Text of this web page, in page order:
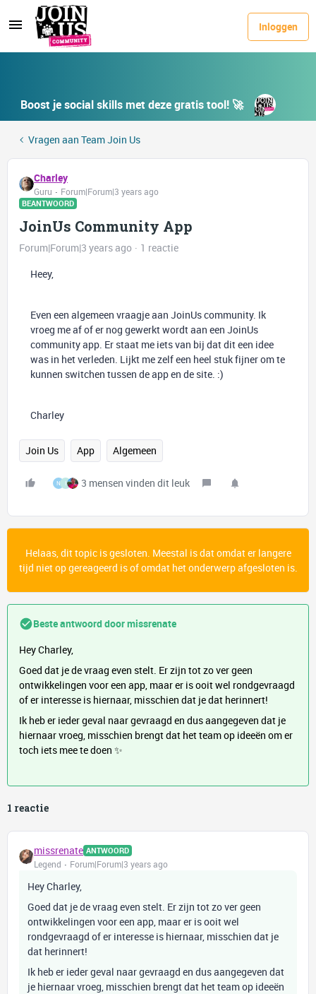
Inloggen
Boost je social skills met deze gratis tool! 🚀
Vragen aan Team Join Us
Charley
Guru Forum|Forum|3 years ago
BEANTWOORD
JoinUs Community App
Forum|Forum|3 years ago
1 reactie
Heey,
Even een algemeen vraagje aan JoinUs community. Ik
vroeg me af of er nog gewerkt wordt aan een JoinUs
community app. Er staat me iets van bij dat dit een idee
was in het verleden. Lijkt me zelf een heel stuk fijner om te
kunnen switchen tussen de app en de site. :)
Charley
Join Us App Algemeen
N I 3 mensen vinden dit leuk
Helaas, dit topic is gesloten. Meestal is dat omdat er langere
tijd niet op gereageerd is of omdat het onderwerp afgesloten is.
Beste antwoord doormissrenate
Hey Charley,
Goed dat je de vraag even stelt. Er zijn tot zo ver geen
ontwikkelingen voor een app, maar er is ooit wel rondgevraagd
of er interesse is hiernaar, misschien dat je dat herinnert!
Ik heb er ieder geval naar gevraagd en dus aangegeven dat je
hiernaar vroeg, misschien brengt dat het team op ideeën om er
toch iets mee te doen ✨
1 reactie
missrenate ANTWOORD
Legend Forum|Forum|3 years ago
Hey Charley,
Goed dat je de vraag even stelt. Er zijn tot zo ver geen
ontwikkelingen voor een app, maar er is ooit wel
rondgevraagd of er interesse is hiernaar, misschien dat je
dat herinnert!
Ik heb er ieder geval naar gevraagd en dus aangegeven dat
je hiernaar vroeg, misschien brengt dat het team op ideeën